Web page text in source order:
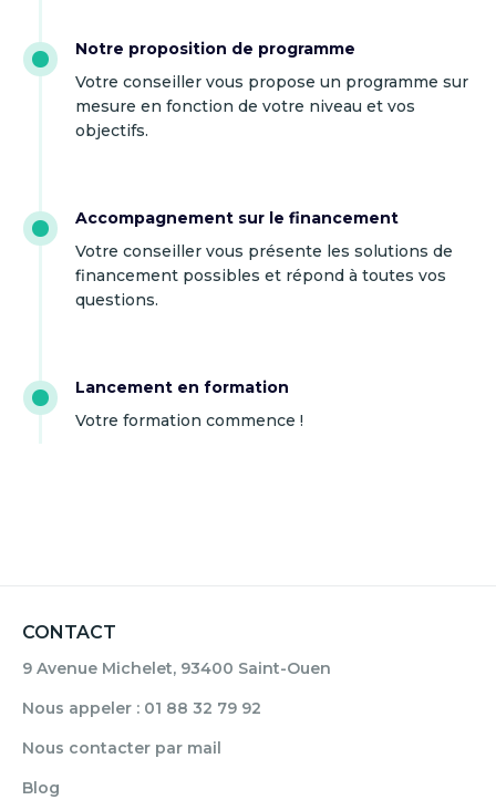
Notre proposition de programme
Votre conseiller vous propose un programme sur
mesure en fonction de votre niveau et vos
objectifs.
Accompagnement sur le financement
Votre conseiller vous présente les solutions de
financement possibles et répond à toutes vos
questions.
Lancement en formation
Votre formation commence !
CONTACT
9 Avenue Michelet, 93400 Saint-Ouen
Nous appeler : 01 88 32 79 92
Nous contacter par mail
Blog